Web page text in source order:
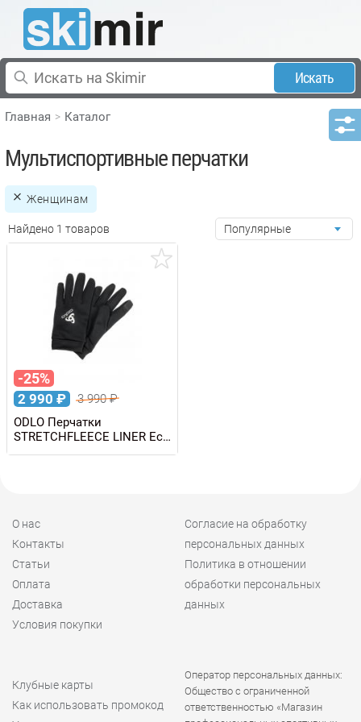
Искать
Главная Каталог
Мультиспортивные перчатки
Женщинам
Найдено 1 товаров Популярные
-25%
2 990 ₽ 3 990₽
ODLO Перчатки
STRETCHFLEECE LINER Eco
E-TIP
О нас
Контакты
Статьи
Оплата
Доставка
Условия покупки
Согласие на обработку
персональных данных
Политика в отношении
обработки персональных
данных
Клубные карты
Как использовать промокод
Оператор персональных данных:
Общество с ограниченной
ответственностью «Магазин